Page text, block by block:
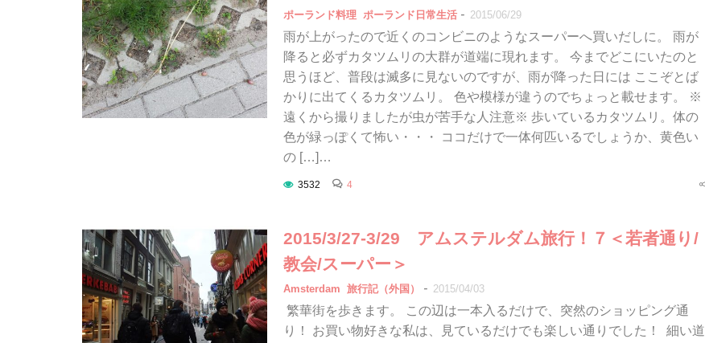
ポーランド料理 ポーランド日常生活 - 2015/06/29
雨が上がったので近くのコンビニのようなスーパーへ買いだしに。 雨が
降ると必ずカタツムリの大群が道端に現れます。 今までどこにいたのと
思うほど、普段は滅多に見ないのですが、雨が降った日には ここぞとば
かりに出てくるカタツムリ。 色や模様が違うのでちょっと載せます。 ※
遠くから撮りましたが虫が苦手な人注意※ 歩いているカタツムリ。体の
色が緑っぽくて怖い・・・ ココだけで一体何匹いるでしょうか、黄色い
の […]…
3532 4
2015/3/27-3/29 アムステルダム旅行！７＜若者通り/
教会/スーパー＞
Amsterdam 旅行記（外国） - 2015/04/03
繁華街を歩きます。 この辺は一本入るだけで、突然のショッピング通
り！ お買い物好きな私は、見ているだけでも楽しい通りでした！ 細い道